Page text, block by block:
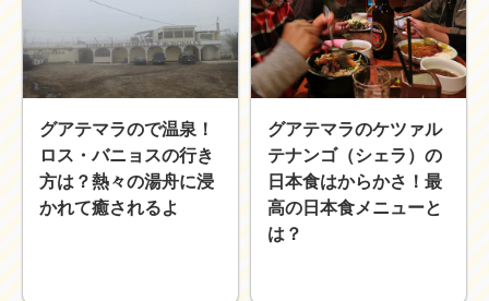
グアテマラので温泉！
ロス・バニョスの行き
方は？熱々の湯舟に浸
かれて癒されるよ
グアテマラのケツァル
テナンゴ（シェラ）の
日本食はからかさ！最
高の日本食メニューと
は？